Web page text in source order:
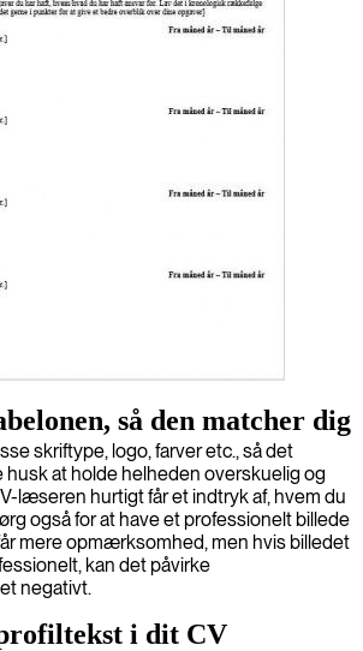
så den matcher dig
skriftype, logo, farver etc., så det
husk at holde helheden overskuelig og
læseren hurtigt får et indtryk af, hvem du
også for at have et professionelt billede
mere opmærksomhed, men hvis billedet
kan det påvirke
negativt.
i dit CV